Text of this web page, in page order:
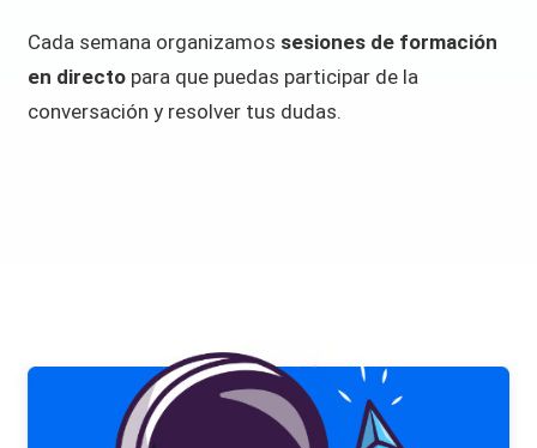
Cada semana organizamos sesiones de formación
en directo para que puedas participar de la
conversación y resolver tus dudas.